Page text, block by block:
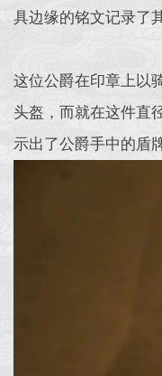
具边缘的铭文记录了
这位公爵在印章上以
头盔，而就在这件直
示出了公爵手中的盾